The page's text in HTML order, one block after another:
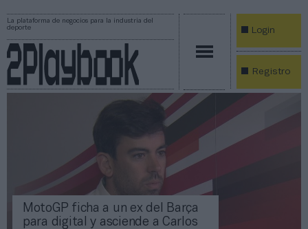
La plataforma de negocios para la industria del
deporte
Login
Registro
MotoGP ficha a un ex del Barça
para digital y asciende a Carlos